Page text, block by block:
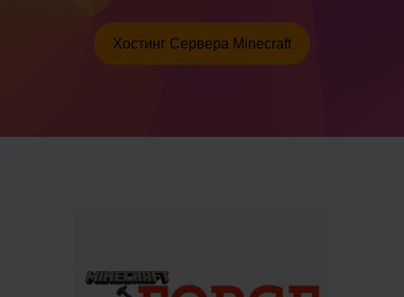
Хостинг Сервера Minecraft